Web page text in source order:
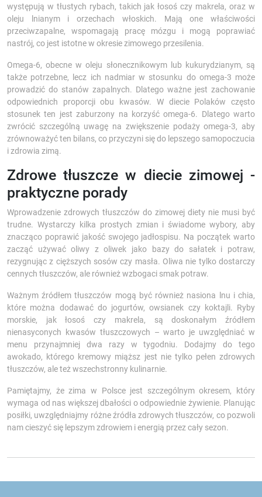
występują w tłustych rybach, takich jak łosoś czy makrela, oraz w
oleju lnianym i orzechach włoskich. Mają one właściwości
przeciwzapalne, wspomagają pracę mózgu i mogą poprawiać
nastrój, co jest istotne w okresie zimowego przesilenia.
Omega-6, obecne w oleju słonecznikowym lub kukurydzianym, są
także potrzebne, lecz ich nadmiar w stosunku do omega-3 może
prowadzić do stanów zapalnych. Dlatego ważne jest zachowanie
odpowiednich proporcji obu kwasów. W diecie Polaków często
stosunek ten jest zaburzony na korzyść omega-6. Dlatego warto
zwrócić szczególną uwagę na zwiększenie podaży omega-3, aby
zrównoważyć ten bilans, co przyczyni się do lepszego samopoczucia
i zdrowia zimą.
Zdrowe tłuszcze w diecie zimowej -
praktyczne porady
Wprowadzenie zdrowych tłuszczów do zimowej diety nie musi być
trudne. Wystarczy kilka prostych zmian i świadome wybory, aby
znacząco poprawić jakość swojego jadłospisu. Na początek warto
zacząć używać oliwy z oliwek jako bazy do sałatek i potraw,
rezygnując z cięższych sosów czy masła. Oliwa nie tylko dostarczy
cennych tłuszczów, ale również wzbogaci smak potraw.
Ważnym źródłem tłuszczów mogą być również nasiona lnu i chia,
które można dodawać do jogurtów, owsianek czy koktajli. Ryby
morskie, jak łosoś czy makrela, są doskonałym źródłem
nienasyconych kwasów tłuszczowych – warto je uwzględniać w
menu przynajmniej dwa razy w tygodniu. Dodajmy do tego
awokado, którego kremowy miąższ jest nie tylko pełen zdrowych
tłuszczów, ale też wszechstronny kulinarnie.
Pamiętajmy, że zima w Polsce jest szczególnym okresem, który
wymaga od nas większej dbałości o odpowiednie żywienie. Planując
posiłki, uwzględniajmy różne źródła zdrowych tłuszczów, co pozwoli
nam cieszyć się lepszym zdrowiem i energią przez cały sezon.